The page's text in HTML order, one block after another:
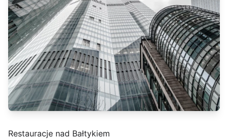
Restauracje nad Bałtykiem